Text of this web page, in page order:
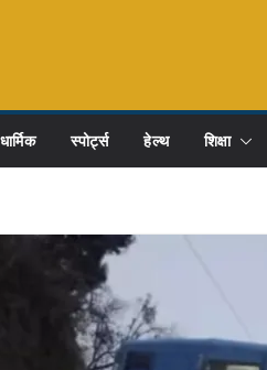
धार्मिक स्पोर्ट्स हेल्थ शिक्षा